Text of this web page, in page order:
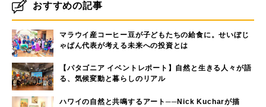
おすすめの記事
マラウイ産コーヒー豆が子どもたちの給食に。せいぼじ
ゃぱん代表が考える未来への投資とは
【パタゴニア イベントレポート】自然と生きる人々が語
る、気候変動と暮らしのリアル
ハワイの自然と共鳴するアート──Nick Kucharが描